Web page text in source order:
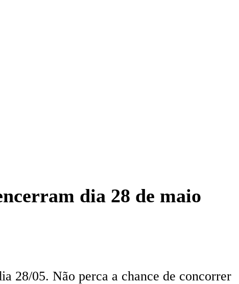
dia 28 de maio
28/05. Não perca a chance de concorrer